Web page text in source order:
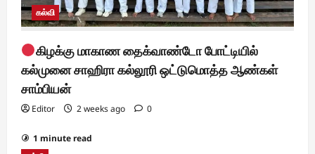
கல்வி
கிழக்கு மாகாண தைக்வாண்டோ போட்டியில்
கல்முனை சாஹிரா கல்லூரி ஒட்டுமொத்த ஆண்கள்
சாம்பியன்
Editor 2 weeks ago 0
1 minute read